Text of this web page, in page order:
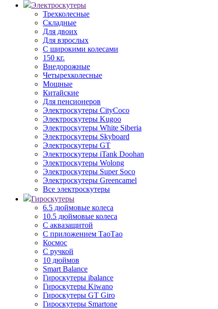
Электроскутеры
Трехколесные
Складные
Для двоих
Для взрослых
С широкими колесами
150 кг.
Внедорожные
Четырехколесные
Мощные
Китайские
Для пенсионеров
Электроскутеры CityCoco
Электроскутеры Kugoo
Электроскутеры White Siberia
Электроскутеры Skyboard
Электроскутеры GT
Электроскутеры iTank Doohan
Электроскутеры Wolong
Электроскутеры Super Soco
Электроскутеры Greencamel
Все электроскутеры
Гироскутеры
6.5 дюймовые колеса
10.5 дюймовые колеса
С аквазащитой
С приложением ТаоТао
Космос
С ручкой
10 дюймов
Smart Balance
Гироскутеры ibalance
Гироскутеры Kiwano
Гироскутеры GT Giro
Гироскутеры Smartone